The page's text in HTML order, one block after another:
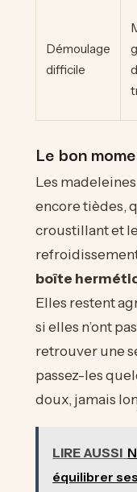
Démoulage
difficile
Le bon
Les
encore tièdes,
croustillant et
boîte
Elles restent
si elles n’ont
retrouver une
passez-les
doux, jamais
LIRE AUSSI
équilibrer